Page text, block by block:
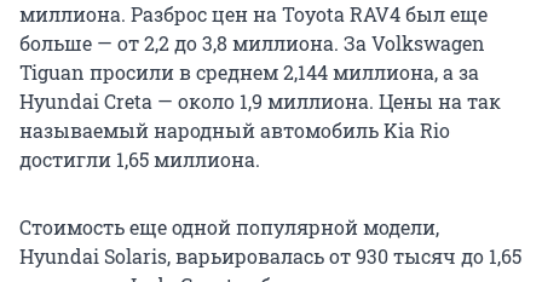
миллиона. Разброс цен на Toyota RAV4 был еще
больше — от 2,2 до 3,8 миллиона. За Volkswagen
Tiguan просили в среднем 2,144 миллиона, а за
Hyundai Creta — около 1,9 миллиона. Цены на так
называемый народный автомобиль Kia Rio
достигли 1,65 миллиона.
Стоимость еще одной популярной модели,
Hyundai Solaris, варьировалась от 930 тысяч до 1,65